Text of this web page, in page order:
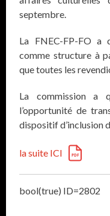
septembre.
La FNEC-FP-FO a
comme structure à
que toutes les
La commission a
l’opportunité de
dispositif d’inclusion
la suite ICI
bool(true) ID=2802